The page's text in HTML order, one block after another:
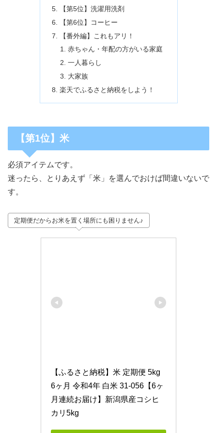
【第5位】洗濯用洗剤
【第6位】コーヒー
【番外編】これもアリ！
赤ちゃん・年配の方がいる家庭
一人暮らし
大家族
楽天でふるさと納税をしよう！
【第1位】米
必須アイテムです。
迷ったら、とりあえず「米」を選んでおけば間違いないで
す。
定期便だからお米を置く場所にも困りません♪
【ふるさと納税】米 定期便 5kg
6ヶ月 令和4年 白米 31-056【6ヶ
月連続お届け】新潟県産コシヒ
カリ5kg